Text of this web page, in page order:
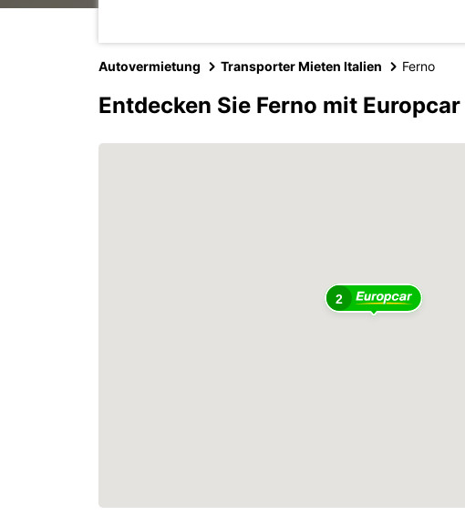
Autovermietung Transporter Mieten Italien Ferno
Entdecken Sie Ferno mit Europcar
2